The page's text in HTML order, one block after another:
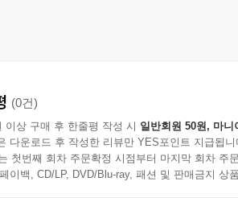
체적인 테마를 통해 노화와 관련된 뇌의
운 삶’을 되찾는 뇌의 비밀을 알려주다
(0건)
이상 구매 후 한줄평 작성 시 일반회원 50원, 마니
다운로드 후 작성한 리뷰만 YES포인트 지급됩니
첫번째 회차 주문확정 시점부터 마지막 회차 주
이백, CD/LP, DVD/Blu-ray, 패션 및 판매금지 상